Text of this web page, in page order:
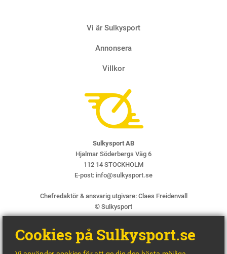
Vi är Sulkysport
Annonsera
Villkor
Sulkysport AB
Hjalmar Söderbergs Väg 6
112 14 STOCKHOLM
E-post: info@sulkysport.se
Chefredaktör & ansvarig utgivare: Claes Freidenvall
© Sulkysport
Cookies på Sulkysport.se